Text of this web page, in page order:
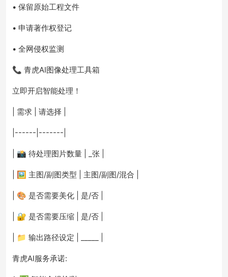
• 保留原始工程文件
• 申请著作权登记
• 全网侵权监测
📞 青虎AI图像处理工具箱
立即开启智能处理！
| 需求 | 请选择 |
|------|-------|
| 📸 待处理图片数量 | _张 |
| 🖼️ 主图/副图类型 | 主图/副图/混合 |
| 🎨 是否需要美化 | 是/否 |
| 🔐 是否需要压缩 | 是/否 |
| 📁 输出路径设定 | _____ |
青虎AI服务承诺: